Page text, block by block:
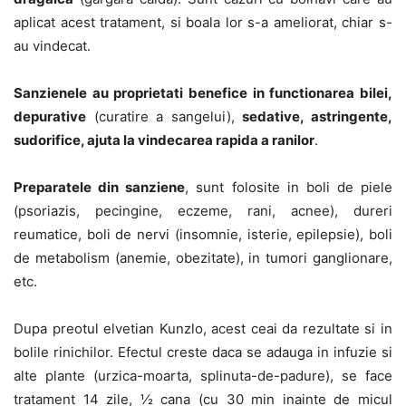
aplicat acest tratament, si boala lor s-a ameliorat, chiar s-
au vindecat.
Sanzienele au proprietati benefice in functionarea bilei,
depurative (curatire a sangelui),sedative, astringente,
sudorifice, ajuta la vindecarea rapida a ranilor.
Preparatele din sanziene, sunt folosite in boli de piele
(psoriazis, pecingine, eczeme, rani, acnee), dureri
reumatice, boli de nervi (insomnie, isterie, epilepsie), boli
de metabolism (anemie, obezitate), in tumori ganglionare,
etc.
Dupa preotul elvetian Kunzlo, acest ceai da rezultate si in
bolile rinichilor. Efectul creste daca se adauga in infuzie si
alte plante (urzica-moarta, splinuta-de-padure), se face
tratament 14 zile, ½ cana (cu 30 min inainte de micul